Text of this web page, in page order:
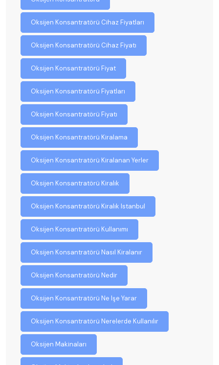
Oksijen Konsantratörü Cihaz Fiyatları
Oksijen Konsantratörü Cihaz Fiyatı
Oksijen Konsantratörü Fiyat
Oksijen Konsantratörü Fiyatları
Oksijen Konsantratörü Fiyatı
Oksijen Konsantratörü Kiralama
Oksijen Konsantratörü Kiralanan Yerler
Oksijen Konsantratörü Kiralık
Oksijen Konsantratörü Kiralık Istanbul
Oksijen Konsantratörü Kullanımı
Oksijen Konsantratörü Nasıl Kiralanır
Oksijen Konsantratörü Nedir
Oksijen Konsantratörü Ne Işe Yarar
Oksijen Konsantratörü Nerelerde Kullanılır
Oksijen Makinaları